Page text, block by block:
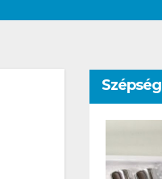
Szépség